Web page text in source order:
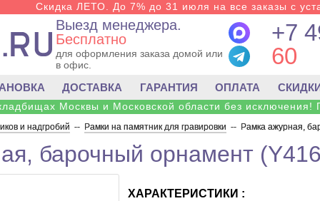
Скидка ЛЕТО. До 7% до 31 июля на все заказы с
Выезд менеджера.
Бесплатно
для оформления заказа домой или
в офис.
+7
60
ДОСТАВКА ГАРАНТИЯ ОПЛАТА
Москвы и Московской области без исключения!
и надгробий -- Рамки на памятник для гравировки -- Рамка ажурная,
барочный орнамент
ХАРАКТЕРИСТИКИ :